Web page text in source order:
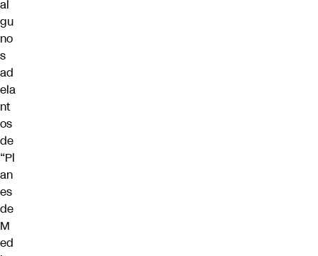
al
gu
no
s
ad
ela
nt
os
de
“Pl
an
es
de
M
ed